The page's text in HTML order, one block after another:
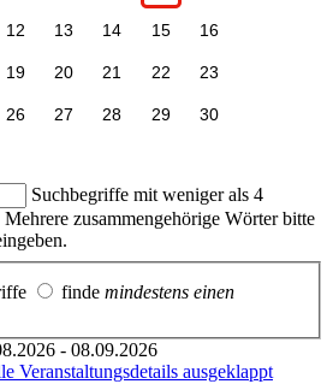
12 13 14 15 16
19 20 21 22 23
26 27 28 29 30
Suchbegriffe mit weniger als 4
zusammengehörige Wörter bitte
finde mindestens einen
- 08.09.2026
Veranstaltungsdetails ausgeklappt